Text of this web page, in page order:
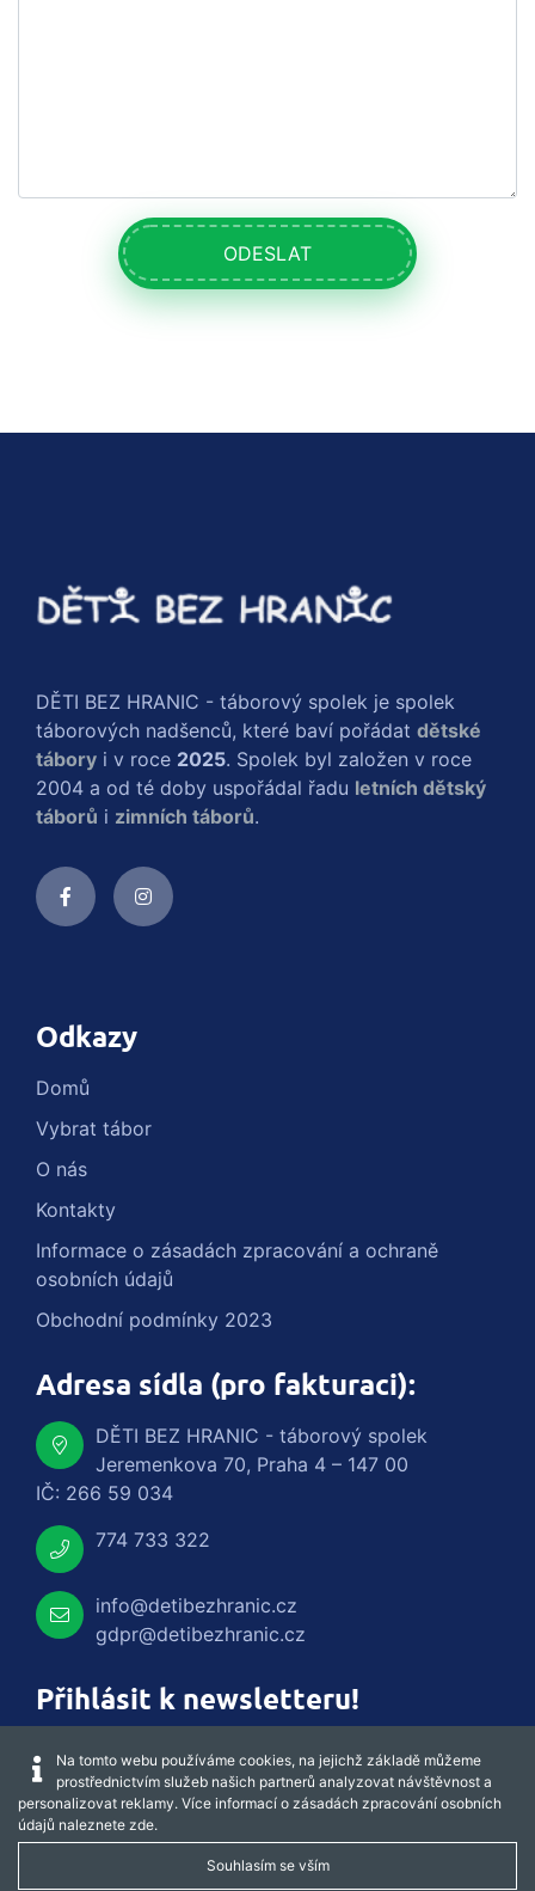
ODESLAT
DĚTI BEZ HRANIC - táborový spolek je spolek
táborových nadšenců, které baví pořádat dětské
tábory i v roce 2025. Spolek byl založen v roce
2004 a od té doby uspořádal řadu letních dětský
táborů i zimních táborů.
Odkazy
Domů
Vybrat tábor
O nás
Kontakty
Informace o zásadách zpracování a ochraně
osobních údajů
Obchodní podmínky 2023
Adresa sídla (pro fakturaci):
DĚTI BEZ HRANIC - táborový spolek
Jeremenkova 70, Praha 4 – 147 00
IČ: 266 59 034
774 733 322
info@detibezhranic.cz
gdpr@detibezhranic.cz
Přihlásit k newsletteru!
Na tomto webu používáme cookies, na jejichž základě můžeme
prostřednictvím služeb našich partnerů analyzovat návštěvnost a
personalizovat reklamy. Více informací o zásadách zpracování osobních
údajů naleznete zde.
Souhlasím se vším